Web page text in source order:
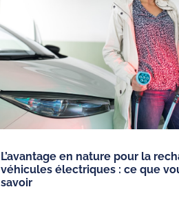
L’avantage en nature pour la
véhicules électriques : ce que
savoir